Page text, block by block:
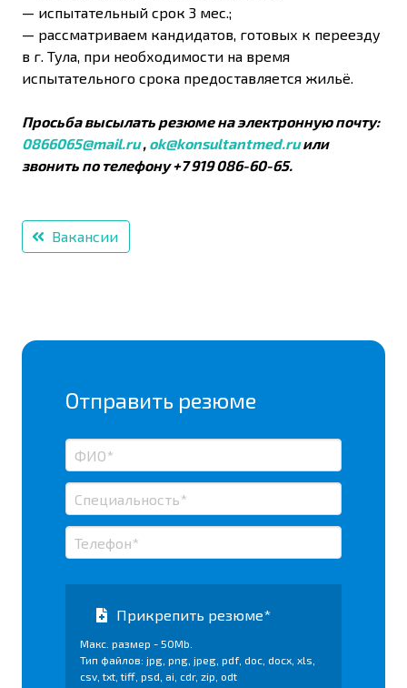
— испытательный срок 3 мес.;
— рассматриваем кандидатов, готовых к переезду
в г. Тула, при необходимости на время
испытательного срока предоставляется жильё.
Просьба высылать резюме на электронную почту:
0866065@mail.ru, ok@konsultantmed.ruили
звонить по телефону +7 919 086-60-65.
Вакансии
Отправить резюме
Прикрепить резюме*
Макс. размер - 50Mb.
Тип файлов: jpg, png, jpeg, pdf, doc, docx, xls,
csv, txt, tiff, psd, ai, cdr, zip, odt